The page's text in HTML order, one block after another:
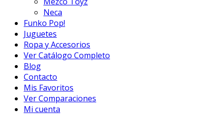
Neca
Funko Pop!
Juguetes
Ropa y Accesorios
Ver Catálogo Completo
Blog
Contacto
Mis Favoritos
Ver Comparaciones
Mi cuenta